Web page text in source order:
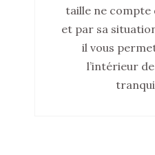
taille ne compte
et par sa
il vous
l’intérieur